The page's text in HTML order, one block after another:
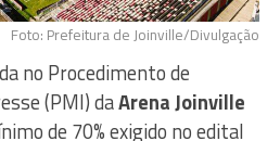
Foto: Prefeitura de Joinville/Divulgação
no Procedimento de
(PMI) daArena Joinville
de 70% exigido no edital